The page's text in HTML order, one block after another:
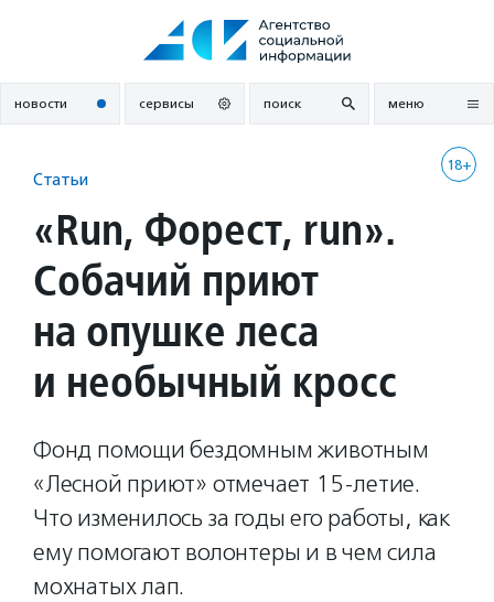
новости сервисы поиск меню
18+
Статьи
«Run, Форест, run».
Собачий приют
на опушке леса
и необычный кросс
Фонд помощи бездомным животным
«Лесной приют» отмечает 15-летие.
Что изменилось за годы его работы, как
ему помогают волонтеры и в чем сила
мохнатых лап.